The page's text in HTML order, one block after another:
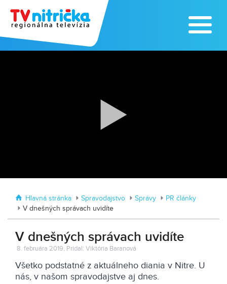
Traktormánia 2025 s pozvánkou
Hlavná stránka Spravodajstvo Správy
PR články
V dnešných správach uvidíte
V dnešných správach uvidíte
8. februára 2019, Pridal: Viktória Baranová
Všetko podstatné z aktuálneho diania v Nitre. U
nás, v našom spravodajstve aj dnes.